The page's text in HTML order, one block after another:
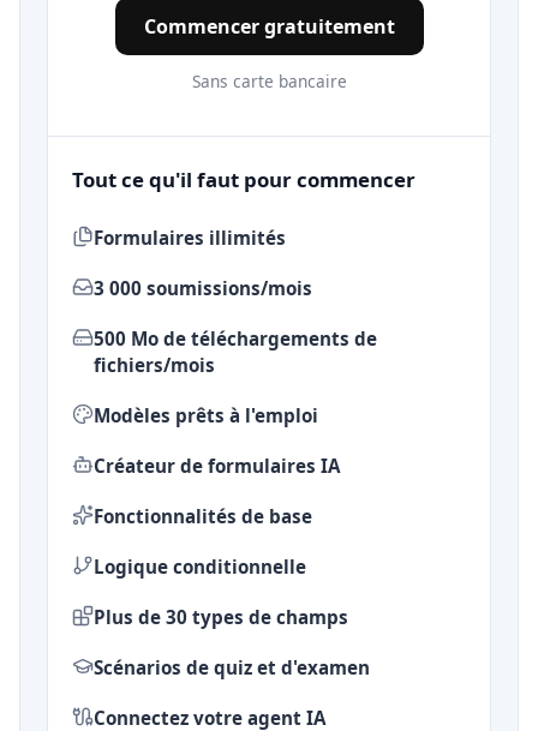
Commencer gratuitement
Sans carte bancaire
Tout ce qu'il faut pour commencer
Formulaires illimités
3 000 soumissions/mois
500 Mo de téléchargements de
fichiers/mois
Modèles prêts à l'emploi
Créateur de formulaires IA
Fonctionnalités de base
Logique conditionnelle
Plus de 30 types de champs
Scénarios de quiz et d'examen
Connectez votre agent IA